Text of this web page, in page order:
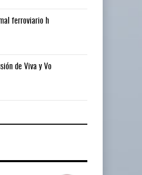
ferroviario h
de Viva y Vo